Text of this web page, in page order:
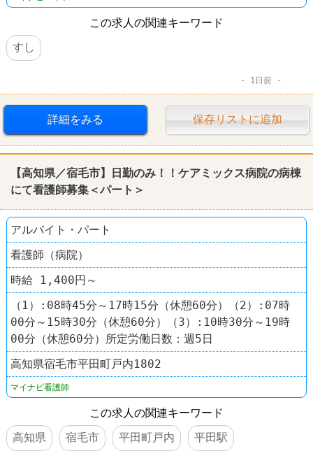
この求人の関連キーワード
すし
1日前
詳細をみる 保存リストに追加
【高知県／宿毛市】日勤のみ！！ケアミックス病院の病棟
にて看護師募集＜パート＞
アルバイト・パート
看護師（病院）
時給 1,400円～
（1）:08時45分～17時15分（休憩60分）（2）:07時
00分～15時30分（休憩60分）（3）:10時30分～19時
00分（休憩60分）所定労働日数：週5日
高知県宿毛市平田町戸内1802
マイナビ看護師
この求人の関連キーワード
高知県
宿毛市 平田町戸内 平田駅